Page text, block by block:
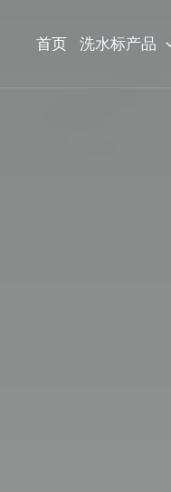
首页 洗水标产品